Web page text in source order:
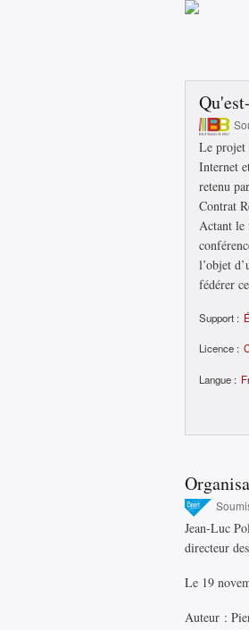
Le projet
Internet
retenu
Contrat
Actant le
l’objet
fédérer
Support :
Licence :
Langue :
Jean-Luc
directeur
Le 19
Auteur :